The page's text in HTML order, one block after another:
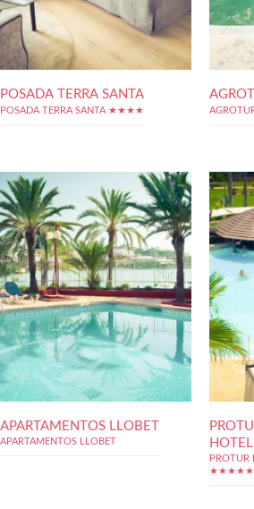
POSADA TERRA SANTA
POSADA TERRA SANTA ★★★★
APARTAMENTOS LLOBET
APARTAMENTOS LLOBET
PROTUR
★★★★★